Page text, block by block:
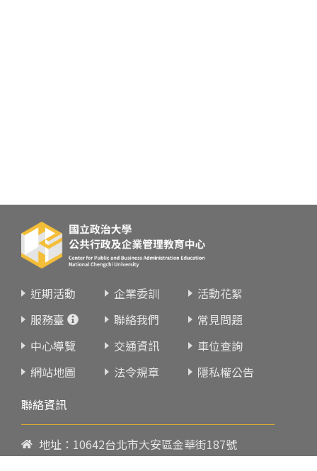
近期活動 企業委訓
活動花絮
服務臺
聯絡我們
常見問題
中心導覽
交通資訊
車位查詢
網站地圖
法令規章
隱私權公告
聯絡資訊
地址：10642台北市大安區金華街187號